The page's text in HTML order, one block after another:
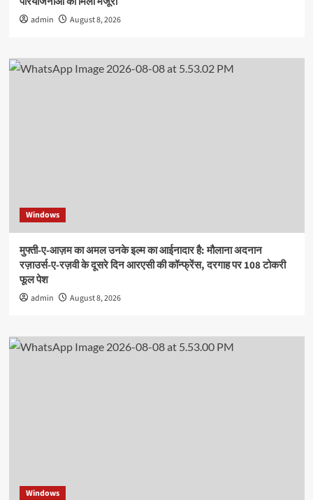
admin August 8, 2026
Windows
मुफ्ती-ए-आज़म का अमल उनके इल्म का आईनादार है: मौलाना अदनान
रज़ाउर्स-ए-रज़वी के दूसरे दिन आरएसी की कॉन्फ्रेंस, दरगाह पर 108 टोकरी
फूल पेश
admin August 8, 2026
Windows